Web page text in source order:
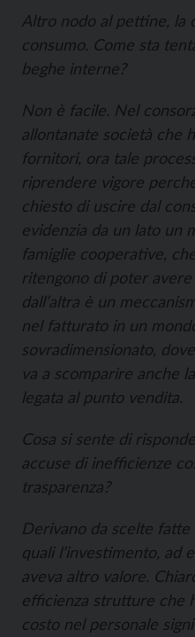
Altro nodo al pettine, la
consumo. Come sta
beghe interne?
Non è facile. Nel
allontanate società che
fornitori, ora tale
riprendere vigore
chiesto di uscire dal
evidenzia da un lato un
famiglie cooperative,
ritengono di poter
dall’altra è un
nel fatturato in un
sovradimensionato,
va a scomparire anche
legata al punto vendita.
Cosa si sente di
accuse di inefficienze
trasparenza?
Derivano da scelte
quali l’investimento, ad
aveva altro valore.
efficienza strutture che
costo nel personale